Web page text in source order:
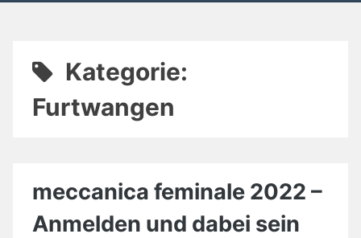
Kategorie:
Furtwangen
meccanica feminale 2022 –
Anmelden und dabei sein